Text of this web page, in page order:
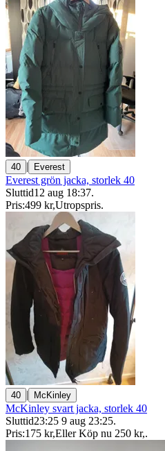
40 | Everest
Everest grön jacka, storlek 40
Sluttid12 aug 18:37.
Pris:499 kr,Utropspris.
40 | McKinley
McKinley svart jacka, storlek 40
Sluttid23:25 9 aug 23:25.
Pris:175 kr,Eller Köp nu 250 kr,.